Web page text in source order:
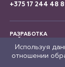
+375 17 244 48
РАЗРАБОТКА
Используя
отношении